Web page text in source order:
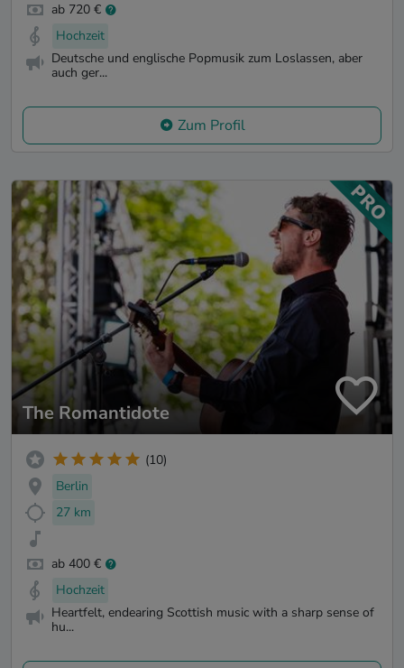
ab 720 €
Hochzeit
Deutsche und englische Popmusik zum Loslassen, aber
auch ger...
Zum Profil
The Romantidote
(10)
Berlin
27 km
ab 400 €
Hochzeit
Heartfelt, endearing Scottish music with a sharp sense of
hu...